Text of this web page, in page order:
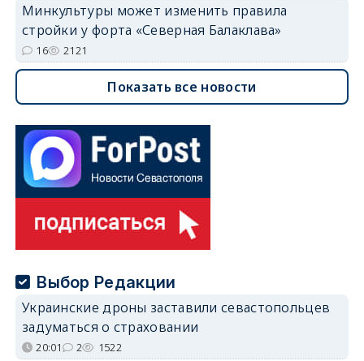
Минкультуры может изменить правила
стройки у форта «Северная Балаклава»
16 2121
Показать все новости
Выбор Редакции
Украинские дроны заставили севастопольцев
задуматься о страховании
20:01 2 1522